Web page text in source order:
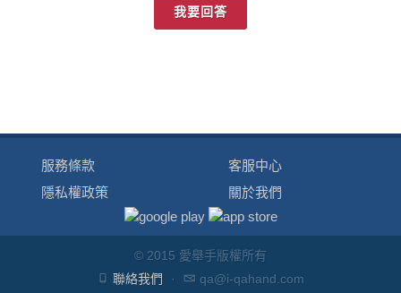
我要回答
服務條款
隱私權政策
客服中心
關於我們
© 2015 愛舉手版權所有
聯絡我們
· qa@i-qahand.com